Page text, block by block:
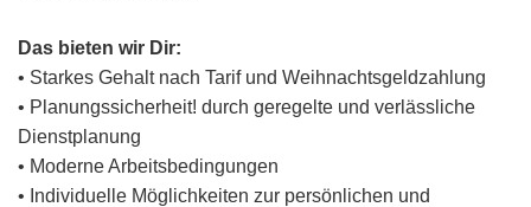
Das bieten wir Dir:
• Starkes Gehalt nach Tarif und Weihnachtsgeldzahlung
• Planungssicherheit! durch geregelte und verlässliche
Dienstplanung
• Moderne Arbeitsbedingungen
• Individuelle Möglichkeiten zur persönlichen und